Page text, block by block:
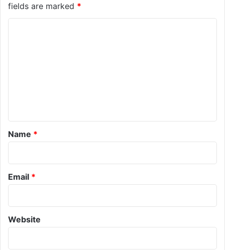
fields are marked *
*
Name *
Email *
Website